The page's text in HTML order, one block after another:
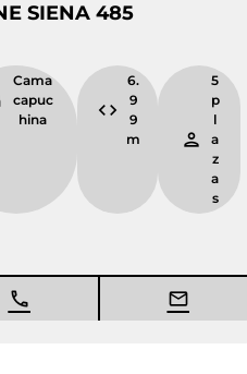
SIENA 485
Cama
capuc
hina
6.
9
9
m
5
p
l
a
z
a
s